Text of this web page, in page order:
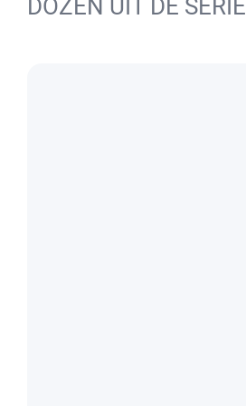
DOZEN UIT DE SERIE